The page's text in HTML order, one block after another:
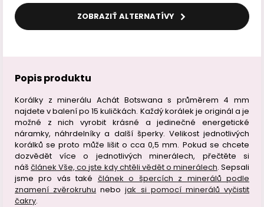
ZOBRAZIŤ ALTERNATÍVY
Popis produktu
Korálky z minerálu Achát Botswana s průměrem 4 mm
najdete v balení po 15 kuličkách. Každý korálek je originál a je
možné z nich vyrobit krásné a jedinečné energetické
náramky, náhrdelníky a další šperky. Velikost jednotlivých
korálků se proto může lišit o cca 0,5 mm. Pokud se chcete
dozvědět více o jednotlivých minerálech, přečtěte si
náščlánek Vše, co jste kdy chtěli vědět o minerálech. Sepsali
jsme pro vás také článek o špercích z minerálů podle
znamení zvěrokruhu nebojak si pomocí minerálů vyčistit
čakry.